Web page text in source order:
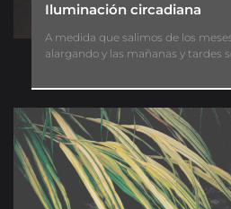
Iluminación circadiana
A medida que salimos de los
alargando y las mañanas y tardes